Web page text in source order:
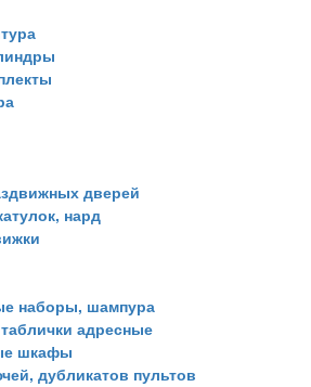
дверей
нард
наборы, шампура
адресные
шкафы
дубликатов пультов